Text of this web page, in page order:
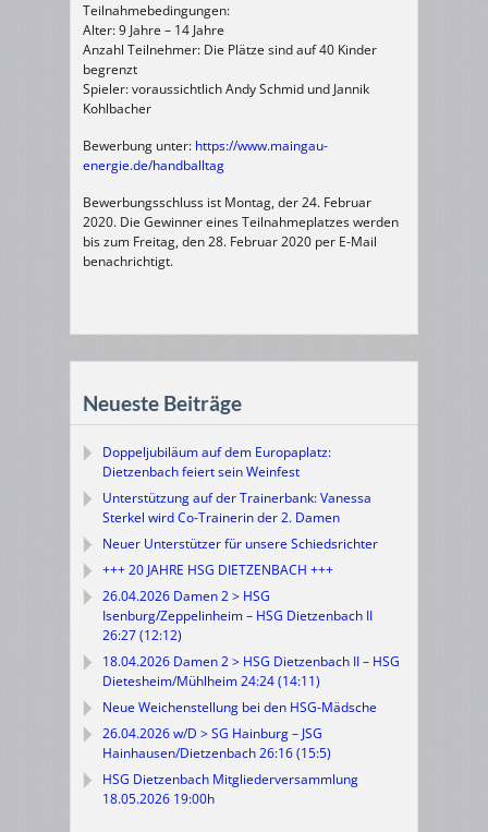
Teilnahmebedingungen:
Alter: 9 Jahre – 14 Jahre
Anzahl Teilnehmer: Die Plätze sind auf 40 Kinder
begrenzt
Spieler: voraussichtlich Andy Schmid und Jannik
Kohlbacher
Bewerbung unter: https://www.maingau-
energie.de/handballtag
Bewerbungsschluss ist Montag, der 24. Februar
2020. Die Gewinner eines Teilnahmeplatzes werden
bis zum Freitag, den 28. Februar 2020 per E-Mail
benachrichtigt.
Neueste Beiträge
Doppeljubiläum auf dem Europaplatz:
Dietzenbach feiert sein Weinfest
Unterstützung auf der Trainerbank: Vanessa
Sterkel wird Co-Trainerin der 2. Damen
Neuer Unterstützer für unsere Schiedsrichter
+++ 20 JAHRE HSG DIETZENBACH +++
26.04.2026 Damen 2 > HSG
Isenburg/Zeppelinheim – HSG Dietzenbach II
26:27 (12:12)
18.04.2026 Damen 2 > HSG Dietzenbach II – HSG
Dietesheim/Mühlheim 24:24 (14:11)
Neue Weichenstellung bei den HSG-Mädsche
26.04.2026 w/D > SG Hainburg – JSG
Hainhausen/Dietzenbach 26:16 (15:5)
HSG Dietzenbach Mitgliederversammlung
18.05.2026 19:00h